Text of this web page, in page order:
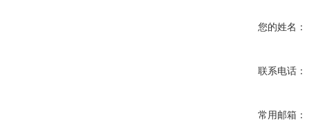
您的姓名：
联系电话：
常用邮箱：